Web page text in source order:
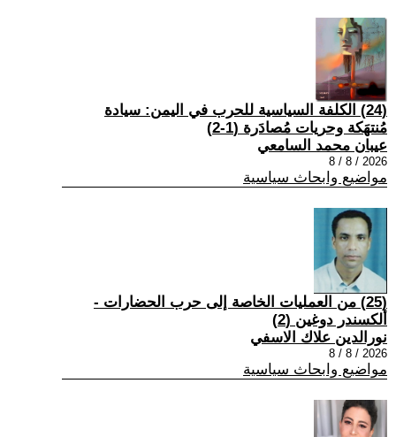
(24) الكلفة السياسية للحرب في اليمن: سيادة
مُنتهَكة وحريات مُصادَرة (1-2)
عيبان محمد السامعي
2026 / 8 / 8
مواضيع وابحاث سياسية
(25) من العمليات الخاصة إلى حرب الحضارات -
ألكسندر دوغين (2)
نورالدين علاك الاسفي
2026 / 8 / 8
مواضيع وابحاث سياسية